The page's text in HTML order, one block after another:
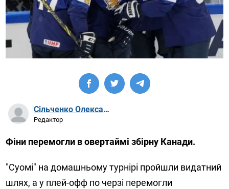
Сільченко Олександр Артурович
Редактор
Фіни перемогли в овертаймі збірну Канади.
"Суомі" на домашньому турнірі пройшли видатний
шлях, а у плей-офф по черзі перемогли